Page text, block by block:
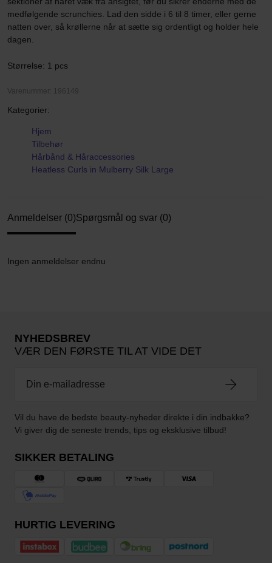
medfølgende scrunchies. Lad den sidde i 6 til 8 timer, eller gerne
natten over, så krøllerne når at sætte sig ordentligt og holder hele
dagen.
Størrelse: 1 pcs
Varenummer: 196149
Kategorier:
Hjem
Tilbehør
Hårbånd & Håraccessories
Heatless Curls in Mulberry Silk Large
Anmeldelser (0)Spørgsmål og svar (0)
Ingen anmeldelser endnu
NYHEDSBREV
VÆR DEN FØRSTE TIL AT VIDE DET
Vil du have de bedste beauty-nyheder direkte i din indbakke?
Vi giver dig de seneste trends, tips og eksklusive tilbud!
SIKKER BETALING
HURTIG LEVERING